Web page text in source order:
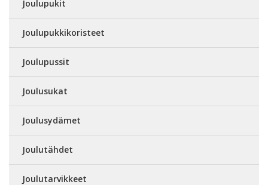
Joulupukit
Joulupukkikoristeet
Joulupussit
Joulusukat
Joulusydämet
Joulutähdet
Joulutarvikkeet